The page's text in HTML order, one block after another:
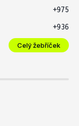
+975
+936
Celý žebříček